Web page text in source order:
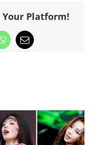
Your Platform!
WhatsApp
Email